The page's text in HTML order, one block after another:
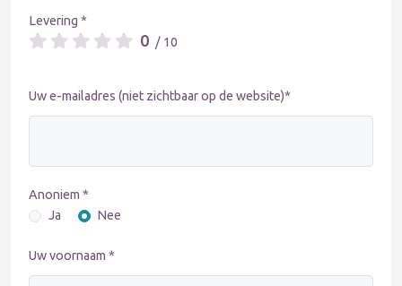
Levering *
0 / 10
Uw e-mailadres (niet zichtbaar op de website)*
Anoniem *
Ja
Nee
Uw voornaam *